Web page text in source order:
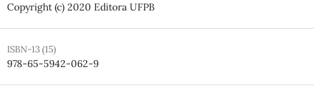
Copyright (c) 2020 Editora UFPB
ISBN-13 (15)
978-65-5942-062-9